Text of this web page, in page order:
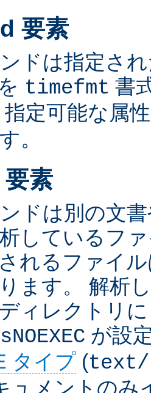
要素
ドは指定さ
timefmt 書
指定可能な属
。
素
ドは別の文
しているフ
れるファイ
ます。 解析
ィレクトリ
が設
タイプ (
ュメントのみ